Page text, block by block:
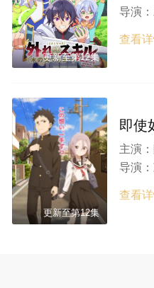
更新至第12集
导演：
查看
更新至第12集
即使
主演：
导演：
查看